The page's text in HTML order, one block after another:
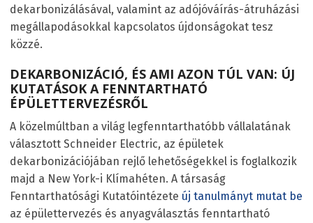
dekarbonizálásával, valamint az adójóváírás-átruházási
megállapodásokkal kapcsolatos újdonságokat tesz
közzé.
DEKARBONIZÁCIÓ, ÉS AMI AZON TÚL VAN: ÚJ
KUTATÁSOK A FENNTARTHATÓ
ÉPÜLETTERVEZÉSRŐL
A közelmúltban a világ legfenntarthatóbb vállalatának
választott Schneider Electric, az épületek
dekarbonizációjában rejlő lehetőségekkel is foglalkozik
majd a New York-i Klímahéten. A társaság
Fenntarthatósági Kutatóintézete új tanulmányt mutat be
az épülettervezés és anyagválasztás fenntartható